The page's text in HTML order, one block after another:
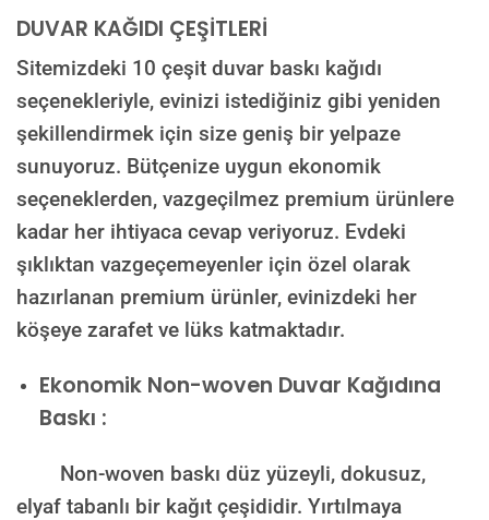
DUVAR KAĞIDI ÇEŞİTLERİ
Sitemizdeki 10 çeşit duvar baskı kağıdı
seçenekleriyle, evinizi istediğiniz gibi yeniden
şekillendirmek için size geniş bir yelpaze
sunuyoruz. Bütçenize uygun ekonomik
seçeneklerden, vazgeçilmez premium ürünlere
kadar her ihtiyaca cevap veriyoruz. Evdeki
şıklıktan vazgeçemeyenler için özel olarak
hazırlanan premium ürünler, evinizdeki her
köşeye zarafet ve lüks katmaktadır.
Ekonomik Non-woven Duvar Kağıdına
Baskı :
Non-woven baskı düz yüzeyli, dokusuz,
elyaf tabanlı bir kağıt çeşididir. Yırtılmaya